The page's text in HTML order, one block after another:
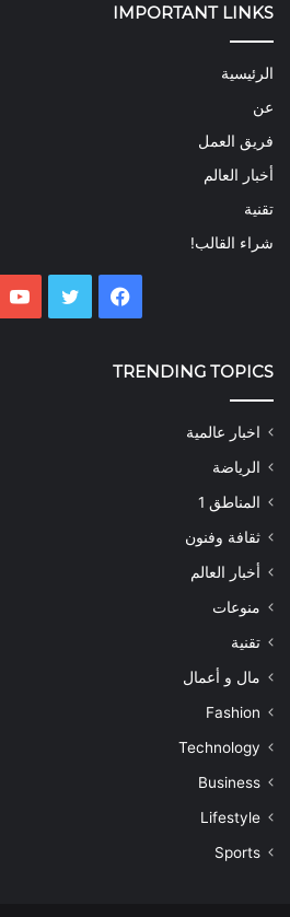
IMPORTANT LINKS
الرئيسية
عن
فريق العمل
أخبار العالم
تقنية
شراء القالب!
فيسبوك تويتر
TRENDING TOPICS
اخبار عالمية
الرياضة
المناطق 1
ثقافة وفنون
أخبار العالم
منوعات
تقنية
مال و أعمال
Fashion
Technology
Business
Lifestyle
Sports